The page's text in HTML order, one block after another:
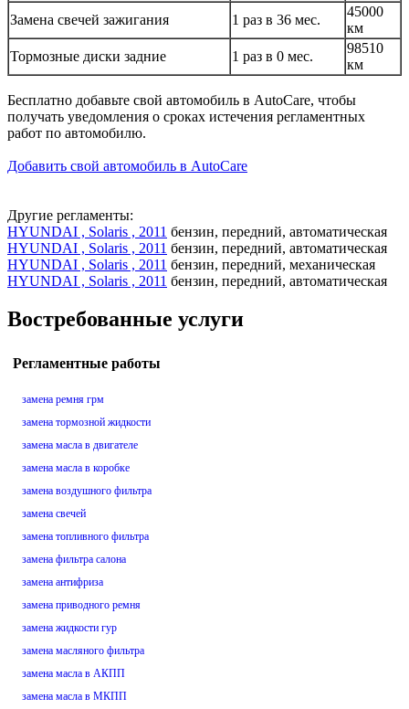
Замена свечей зажигания
1 раз в 36 мес.
45000
км
Тормозные диски задние
1 раз в 0 мес.
98510
км
Бесплатно добавьте свой автомобиль в AutoCare, чтобы
получать уведомления о сроках истечения регламентных
работ по автомобилю.
Добавить свой автомобиль в AutoCare
Другие регламенты:
HYUNDAI , Solaris , 2011 бензин, передний, автоматическая
HYUNDAI , Solaris , 2011 бензин, передний, автоматическая
HYUNDAI , Solaris , 2011 бензин, передний, механическая
HYUNDAI , Solaris , 2011 бензин, передний, автоматическая
Востребованные услуги
Регламентные работы
замена ремня грм
замена тормозной жидкости
замена масла в двигателе
замена масла в коробке
замена воздушного фильтра
замена свечей
замена топливного фильтра
замена фильтра салона
замена антифриза
замена приводного ремня
замена жидкости гур
замена масляного фильтра
замена масла в АКПП
замена масла в МКПП